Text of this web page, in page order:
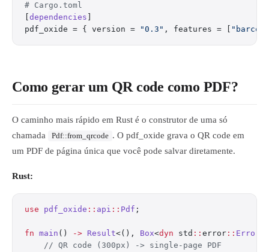
# Cargo.toml
dependencies
pdf_oxide = { version =
"0.3" , features = [
Como gerar um QR code como PDF?
O caminho mais rápido em Rust é o construtor de uma só
chamada
Pdf::from_qrcode . O pdf_oxide grava o QR code em
um PDF de página única que você pode salvar diretamente.
Rust:
use pdf_oxide :: api :: Pdf ;
fn main () -> Result<(), Box<dyn std :: error :: Error
    // QR code (300px) -> single-page PDF